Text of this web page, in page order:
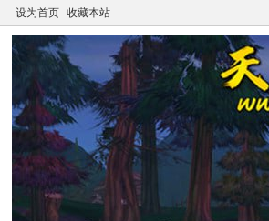
设为首页 收藏本站